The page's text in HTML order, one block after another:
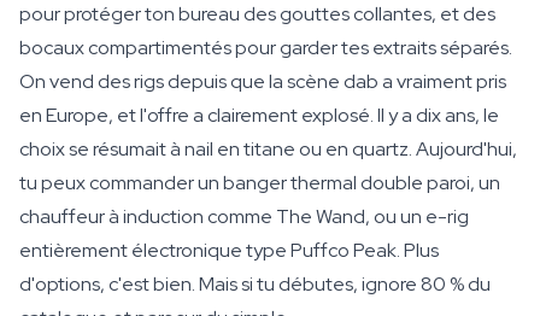
pour protéger ton bureau des gouttes collantes, et des
bocaux compartimentés pour garder tes extraits séparés.
On vend des rigs depuis que la scène dab a vraiment pris
en Europe, et l'offre a clairement explosé. Il y a dix ans, le
choix se résumait à nail en titane ou en quartz. Aujourd'hui,
tu peux commander un banger thermal double paroi, un
chauffeur à induction comme The Wand, ou un e-rig
entièrement électronique type Puffco Peak. Plus
d'options, c'est bien. Mais si tu débutes, ignore 80 % du